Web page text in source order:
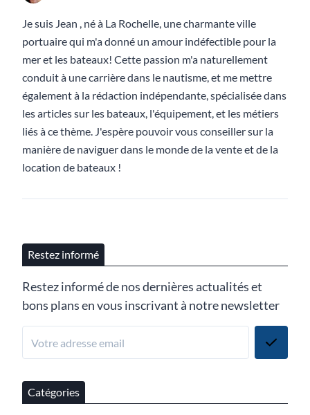
Je suis Jean , né à La Rochelle, une charmante ville
portuaire qui m'a donné un amour indéfectible pour la
mer et les bateaux! Cette passion m'a naturellement
conduit à une carrière dans le nautisme, et me mettre
également à la rédaction indépendante, spécialisée dans
les articles sur les bateaux, l'équipement, et les métiers
liés à ce thème. J'espère pouvoir vous conseiller sur la
manière de naviguer dans le monde de la vente et de la
location de bateaux !
Restez informé
Restez informé de nos dernières actualités et
bons plans en vous inscrivant à notre newsletter
Catégories